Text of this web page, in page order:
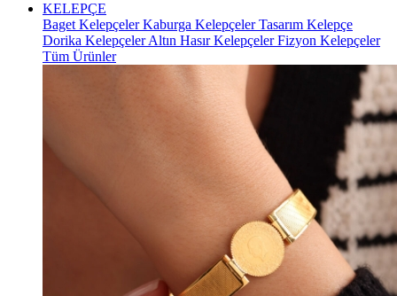
KELEPÇE
Baget KelepçelerKaburga KelepçelerTasarım Kelepçe
Dorika KelepçelerAltın Hasır KelepçelerFizyon Kelepçeler
Tüm Ürünler